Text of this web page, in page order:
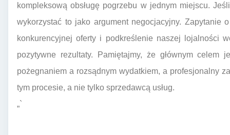
kompleksową obsługę pogrzebu w jednym miejscu.
wykorzystać to jako argument negocjacyjny. Zapytanie
konkurencyjnej oferty i podkreślenie naszej lojalności
pozytywne rezultaty. Pamiętajmy, że głównym celem
pożegnaniem a rozsądnym wydatkiem, a profesjonalny
tym procesie, a nie tylko sprzedawcą usług.
„`